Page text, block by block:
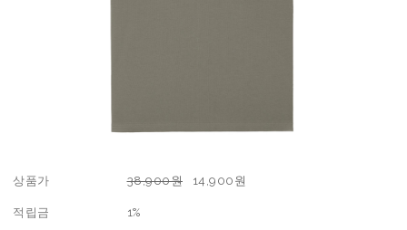
상품가 38,900원 14,900 원
적립금 1%